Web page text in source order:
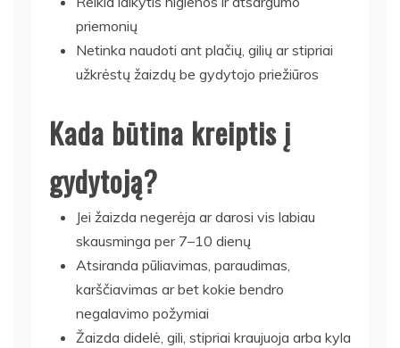
priemonių
Netinka naudoti ant plačių, gilių ar stipriai
užkrėstų žaizdų be gydytojo priežiūros
Kada būtina kreiptis į
gydytoją?
Jei žaizda negerėja ar darosi vis labiau
skausminga per 7–10 dienų
Atsiranda pūliavimas, paraudimas,
karščiavimas ar bet kokie bendro
negalavimo požymiai
Žaizda didelė, gili, stipriai kraujuoja arba kyla